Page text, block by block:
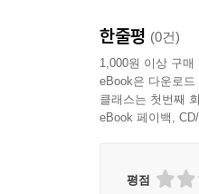
한줄평 (0건)
1,000원 이상 구매
eBook은 다운로
클래스는 첫번째
eBook 페이백,
평점